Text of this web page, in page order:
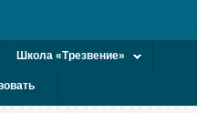
Школа «Трезвение»